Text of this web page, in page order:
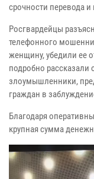
срочности перевода
Росгвардейцы
телефонного
женщину, убедили ее
подробно рассказали
злоумышленники,
граждан в
Благодаря
крупная сумма